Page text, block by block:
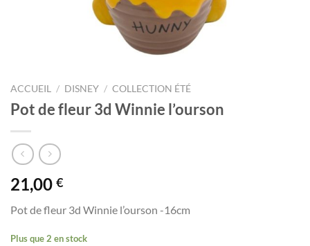
ACCUEIL / DISNEY / COLLECTION ÉTÉ
Pot de fleur 3d Winnie l’ourson
21,00 €
Pot de fleur 3d Winnie l’ourson -16cm
Plus que 2 en stock